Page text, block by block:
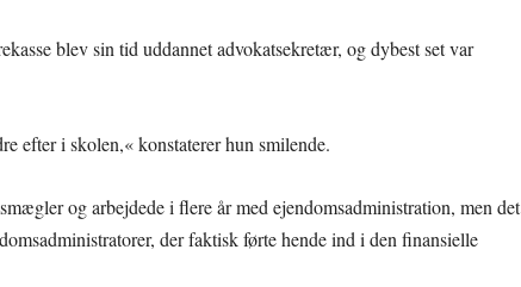
blev sin tid uddannet advokatsekretær, og dybest set var
efter i skolen,« konstaterer hun smilende.
og arbejdede i flere år med ejendomsadministration, men det
der faktisk førte hende ind i den finansielle